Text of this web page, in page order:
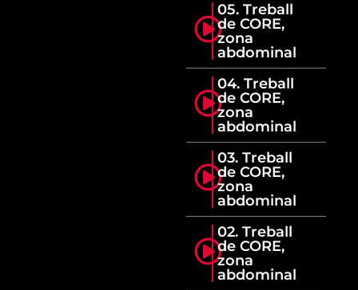
05. Treball
de CORE,
zona
abdominal
04. Treball
de CORE,
zona
abdominal
03. Treball
de CORE,
zona
abdominal
02. Treball
de CORE,
zona
abdominal